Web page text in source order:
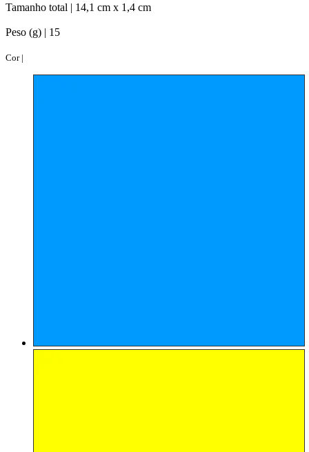
Tamanho total | 14,1 cm x 1,4 cm
Peso (g) | 15
Cor |